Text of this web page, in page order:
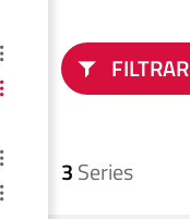
FILTRAR
3Series